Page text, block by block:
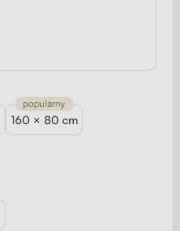
160 × 80 cm
populárny